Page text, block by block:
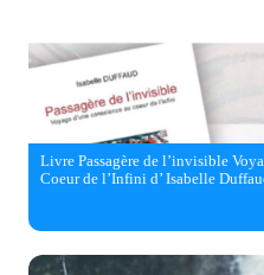
Livre Passagère de l’invisible
Coeur de l’Infini d’ Isabelle